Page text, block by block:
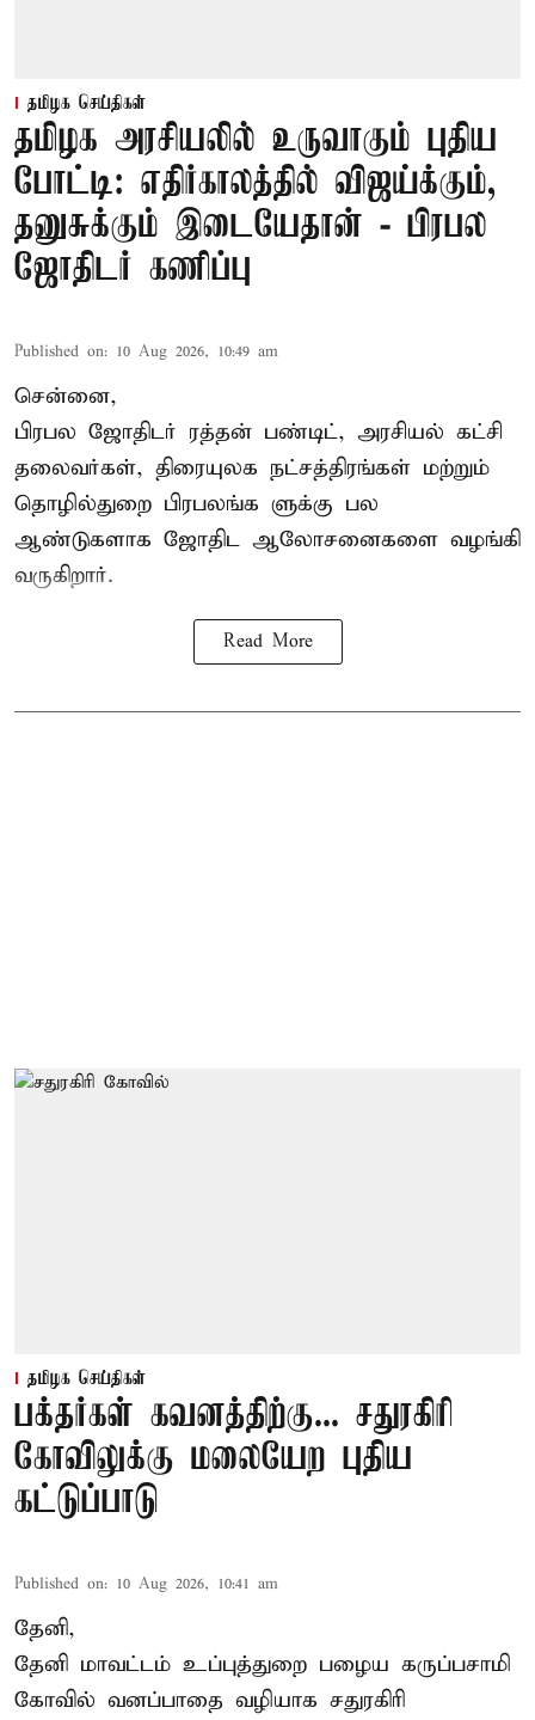
தமிழக செய்திகள்
தமிழக அரசியலில் உருவாகும் புதிய
போட்டி: எதிர்காலத்தில் விஜய்க்கும்,
தனுசுக்கும் இடையேதான் - பிரபல
ஜோதிடர் கணிப்பு
Published on: 10 Aug 2026, 10:49 am
சென்னை,
பிரபல ஜோதிடர் ரத்தன் பண்டிட், அரசியல் கட்சி
தலைவர்கள், திரையுலக நட்சத்திரங்கள் மற்றும்
தொழில்துறை பிரபலங்க ளுக்கு பல
ஆண்டுகளாக ஜோதிட ஆலோசனைகளை வழங்கி
வருகிறார்.
Read More
தமிழக செய்திகள்
பக்தர்கள் கவனத்திற்கு... சதுரகிரி
கோவிலுக்கு மலையேற புதிய
கட்டுப்பாடு
Published on: 10 Aug 2026, 10:41 am
தேனி,
தேனி மாவட்டம் உப்புத்துறை பழைய கருப்பசாமி
கோவில் வனப்பாதை வழியாக சதுரகிரி